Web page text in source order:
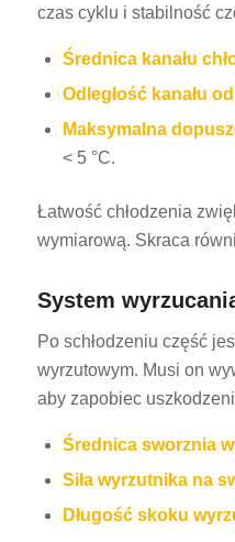
czas cyklu i stabilność
Średnica kanału
Odległość kanału
Maksymalna
< 5 °C.
Łatwość chłodzenia
wymiarową. Skraca
System
Po schłodzeniu część
wyrzutowym. Musi on
aby zapobiec
Średnica sworznia
Siła wyrzutnika na
Długość skoku